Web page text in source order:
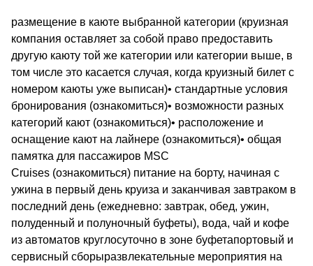
размещение в каюте выбранной категории (круизная
компания оставляет за собой право предоставить
другую каюту той же категории или категории выше, в
том числе это касается случая, когда круизный билет с
номером каюты уже выписан)• стандартные условия
бронирования (ознакомиться)• возможности разных
категорий кают (ознакомиться)• расположение и
оснащение кают на лайнере (ознакомиться)• общая
памятка для пассажиров MSC
Cruises (ознакомиться) питание на борту, начиная с
ужина в первый день круиза и заканчивая завтраком в
последний день (ежедневно: завтрак, обед, ужин,
полуденный и полуночный буфеты), вода, чай и кофе
из автоматов круглосуточно в зоне буфетапортовый и
сервисный сборыразвлекательные мероприятия на